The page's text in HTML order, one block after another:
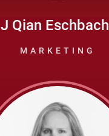
J Qian Eschbach
MARKETING